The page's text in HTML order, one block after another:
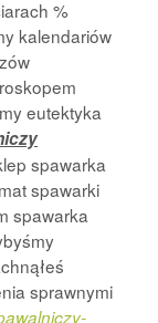
%
kalendariów
eutektyka
spawarka
spawarki
spawarka
sprawnymi